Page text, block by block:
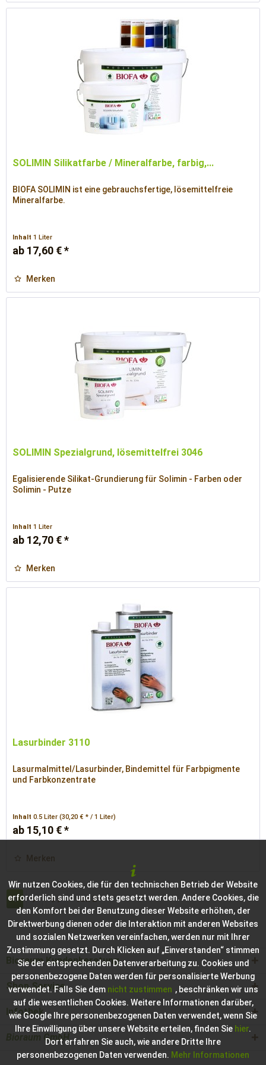
SOLIMIN Silikatfarbe / Mineralfarbe, farbig,...
BIOFA SOLIMIN ist eine gebrauchsfertige, lösemittelfreie
Mineralfarbe.
Inhalt1 Liter
ab 17,60 € *
Merken
SOLIMIN Spezialgrund, lösemittelfrei 3046
Egalisierende Silikat-Grundierung für Solimin - Farben oder
Solimin - Putze
Inhalt1 Liter
ab 12,70 € *
Merken
Lasurbinder 3110
Lasurmalmittel/Lasurbinder, Bindemittel für Farbpigmente
und Farbkonzentrate
Inhalt0.5 Liter(30,20 € * / 1 Liter)
ab 15,10 € *
Merken
1 von 2
Bioraum Kundenberatung
Shop Service
Infothek
Bioraum GmbH
Wir nutzen Cookies, die für den technischen Betrieb der Website
erforderlich sind und stets gesetzt werden. Andere Cookies, die
den Komfort bei der Benutzung dieser Website erhöhen, der
Direktwerbung dienen oder die Interaktion mit anderen Websites
und sozialen Netzwerken vereinfachen, werden nur mit Ihrer
Zustimmung gesetzt. Durch Klicken auf „Einverstanden“ stimmen
Sie der entsprechenden Datenverarbeitung zu. Cookies und
personenbezogene Daten werden für personalisierte Werbung
verwendet. Falls Sie dem nicht zustimmen , beschränken wir uns
auf die wesentlichen Cookies. Weitere Informationen darüber,
wie Google Ihre personenbezogenen Daten verwendet, wenn Sie
Ihre Einwilligung über unsere Website erteilen, finden Sie hier.
Dort erfahren Sie auch, wie andere Dritte Ihre
personenbezogenen Daten verwenden. Mehr Informationen